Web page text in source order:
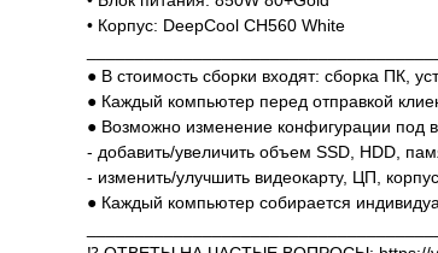
• Корпус: DeepCool CH560 White
● В стоимость сборки входят: сборка ПК,
● Каждый компьютер перед отправкой
● Возможно изменение конфигурации под
- добавить/увеличить объем SSD, HDD,
- изменить/улучшить видеокарту, ЦП,
● Каждый компьютер собирается